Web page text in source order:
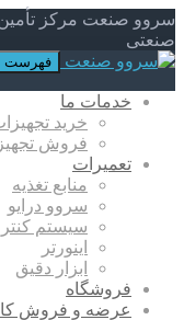
سروو صنعت مرکز تأمین
صنعتی
فهرست
خدمات ما
خرید
فروش
تعمیرات
منابع تغذیه
سروو درایو
سیستم
اینورتر
ابزار دقیق
فروشگاه
عرضه و فروش